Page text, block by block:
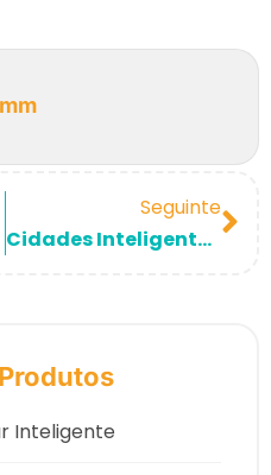
Seguinte
Cidades Inteligentes e as perspectivas para 2025
Inteligente